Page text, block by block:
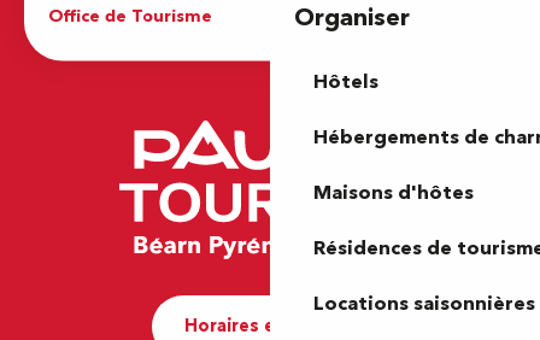
Organiser
Hôtels
Hébergements de
Maisons d'hôtes
Résidences de
Locations saisonnières
Office de Tourisme
Horaires et contact